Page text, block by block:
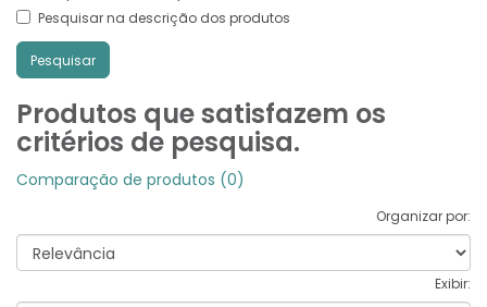
Pesquisar na descrição dos produtos
Produtos que satisfazem os
critérios de pesquisa.
Comparação de produtos (0)
Organizar por:
Exibir: